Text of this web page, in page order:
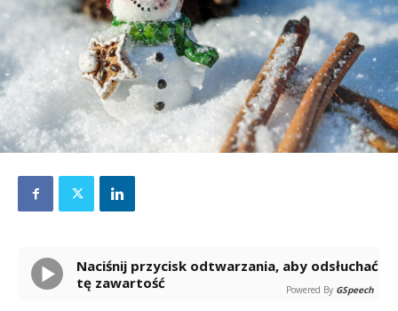
Naciśnij przycisk odtwarzania, aby odsłuchać
tę zawartość
Powered By GSpeech